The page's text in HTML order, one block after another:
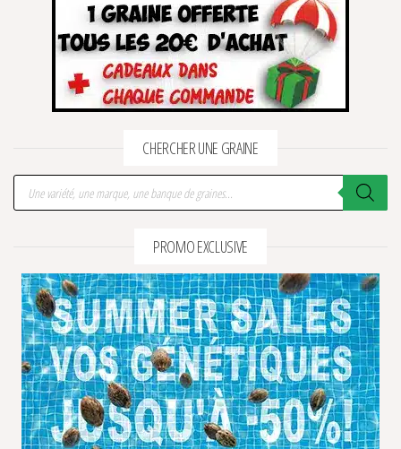
4 avis
CHERCHER UNE GRAINE
Recherche de produits
PROMO EXCLUSIVE